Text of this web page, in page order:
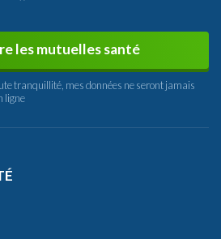
les mutuelles santé
tranquillité, mes données ne seront jamais
ligne